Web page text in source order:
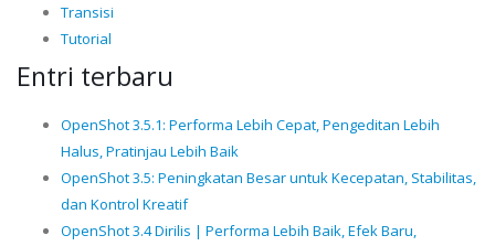
Transisi
Tutorial
Entri terbaru
OpenShot 3.5.1: Performa Lebih Cepat, Pengeditan Lebih
Halus, Pratinjau Lebih Baik
OpenShot 3.5: Peningkatan Besar untuk Kecepatan, Stabilitas,
dan Kontrol Kreatif
OpenShot 3.4 Dirilis | Performa Lebih Baik, Efek Baru,